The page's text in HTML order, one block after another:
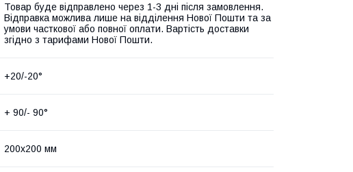
Товар буде відправлено через 1-3 дні після замовлення.
Відправка можлива лише на відділення Нової Пошти та за
умови часткової або повної оплати. Вартість доставки
згідно з тарифами Нової Пошти.
+20/-20°
+ 90/- 90°
200x200 мм